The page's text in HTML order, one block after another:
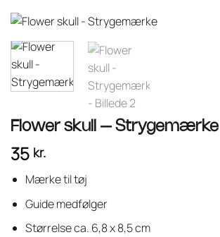
Flower skull – Strygemærke
35 kr.
Mærke til tøj
Guide medfølger
Størrelse ca. 6,8 x 8,5 cm